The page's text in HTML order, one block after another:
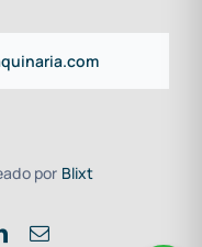
por Blixt